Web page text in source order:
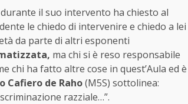
il suo intervento ha chiesto al
le chiedo di intervenire e chiedo a lei
da parte di altri esponenti
ma chi si è reso responsabile
chi ha fatto altre cose in quest’Aula ed è
Cafiero de Raho(M5S) sottolinea:
razziale…”.